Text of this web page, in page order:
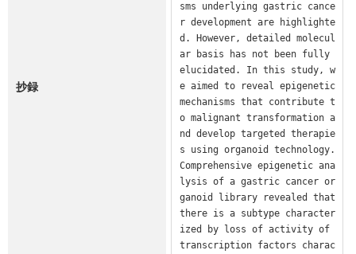
抄録
sms underlying gastric cance
r development are highlighte
d. However, detailed molecul
ar basis has not been fully
elucidated. In this study, w
e aimed to reveal epigenetic
mechanisms that contribute t
o malignant transformation a
nd develop targeted therapie
s using organoid technology.
Comprehensive epigenetic ana
lysis of a gastric cancer or
ganoid library revealed that
there is a subtype character
ized by loss of activity of
transcription factors charac